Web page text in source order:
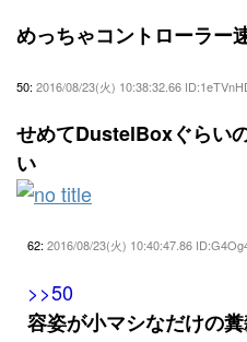
めっちゃコントローラー
50: 2016/08/23(火) 10:38:32.66
せめてDustelBoxぐらい
い
62: 2016/08/23(火) 10:40:47.86
>>50
容姿が小マシなだけの